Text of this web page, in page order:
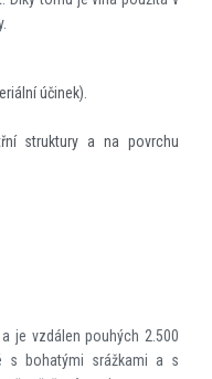
účinek).
struktury a na povrchu
je vzdálen pouhých 2.500
s bohatými srážkami a s